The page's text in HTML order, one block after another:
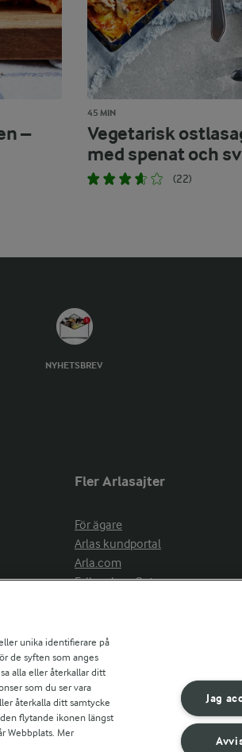
–
45 MIN
Vegetarisk
med spenat och
(22)
NYHETSBREV
Fler Arlasajter
För ägare
Arlas kundportal
Arla.com
Falbygdens Ost
unika identifierare på
de syften som anges
alla eller återkallar ditt
som du ser vara
återkalla ditt samtycke
flytande ikonen längst
Webbplats. Mer
Jag